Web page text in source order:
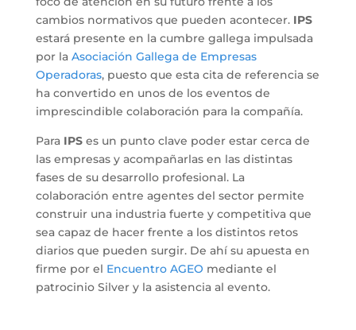
cambios normativos que pueden acontecer. IPS
estará presente en la cumbre gallega impulsada
por la Asociación Gallega de Empresas
Operadoras, puesto que esta cita de referencia se
ha convertido en unos de los eventos de
imprescindible colaboración para la compañía.
Para IPSes un punto clave poder estar cerca de
las empresas y acompañarlas en las distintas
fases de su desarrollo profesional. La
colaboración entre agentes del sector permite
construir una industria fuerte y competitiva que
sea capaz de hacer frente a los distintos retos
diarios que pueden surgir. De ahí su apuesta en
firme por el Encuentro AGEO mediante el
patrocinio Silver y la asistencia al evento.